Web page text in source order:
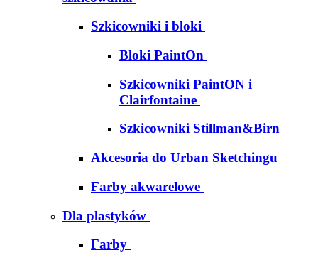
Szkicowniki i bloki
Bloki PaintOn
Szkicowniki PaintON i
Clairfontaine
Szkicowniki Stillman&Birn
Akcesoria do Urban Sketchingu
Farby akwarelowe
Dla plastyków
Farby